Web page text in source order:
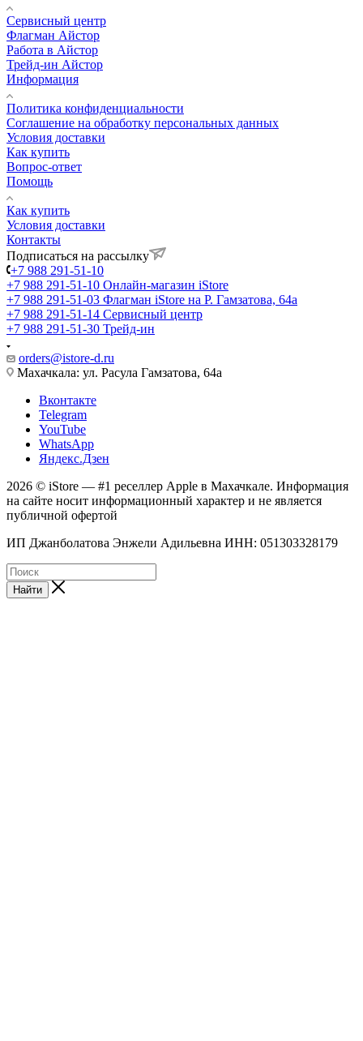
Сервисный центр
Флагман Айстор
Работа в Айстор
Трейд-ин Айстор
Информация
Политика конфиденциальности
Соглашение на обработку персональных данных
Условия доставки
Как купить
Вопрос-ответ
Помощь
Как купить
Условия доставки
Контакты
Подписаться на рассылку
+7 988 291-51-10
+7 988 291-51-10 Онлайн-магазин iStore
+7 988 291-51-03 Флагман iStore на Р. Гамзатова, 64а
+7 988 291-51-14 Сервисный центр
+7 988 291-51-30 Трейд-ин
orders@istore-d.ru
Махачкала: ул. Расула Гамзатова, 64а
Вконтакте
Telegram
YouTube
WhatsApp
Яндекс.Дзен
2026 © iStore — #1 реселлер Apple в Махачкале. Информация
на сайте носит информационный характер и не является
публичной офертой
ИП Джанболатова Энжели Адильевна ИНН: 051303328179
Найти